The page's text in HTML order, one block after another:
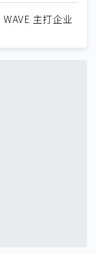
主打企业